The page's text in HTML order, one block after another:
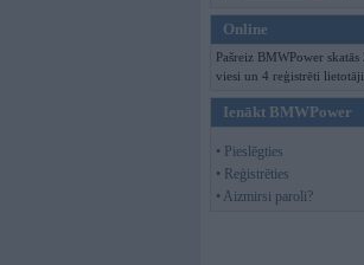
Online
Pašreiz BMWPower skatās
viesi un 4 reģistrēti lietotāji.
Ienākt BMWPower
• Pieslēgties
• Reģistrēties
• Aizmirsi paroli?